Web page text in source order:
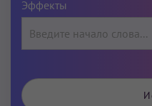
Эффекты